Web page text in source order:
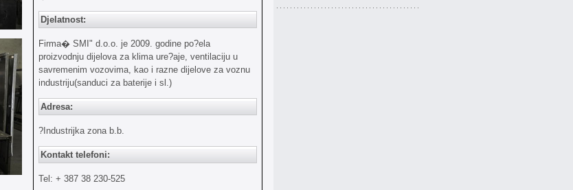
Djelatnost:
Firma� SMI" d.o.o. je 2009. godine po?ela
proizvodnju dijelova za klima ure?aje, ventilaciju u
savremenim vozovima, kao i razne dijelove za voznu
industriju(sanduci za baterije i sl.)
Adresa:
?Industrijka zona b.b.
Kontakt telefoni:
Tel: + 387 38 230-525